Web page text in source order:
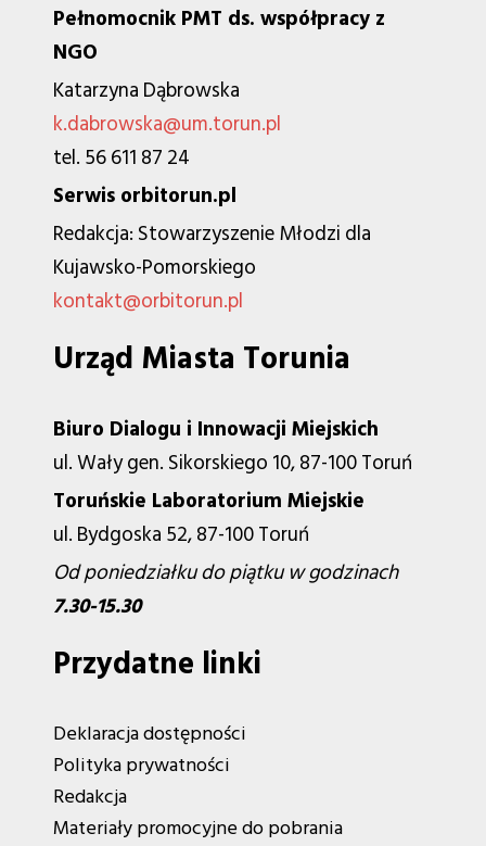
Pełnomocnik PMT ds. współpracy z
NGO
Katarzyna Dąbrowska
k.dabrowska@um.torun.pl
tel. 56 611 87 24
Serwis orbitorun.pl
Redakcja: Stowarzyszenie Młodzi dla
Kujawsko-Pomorskiego
kontakt@orbitorun.pl
Urząd Miasta Torunia
Biuro Dialogu i Innowacji Miejskich
ul. Wały gen. Sikorskiego 10, 87-100 Toruń
Toruńskie Laboratorium Miejskie
ul. Bydgoska 52, 87-100 Toruń
Od poniedziałku do piątku w godzinach
7.30-15.30
Przydatne linki
Deklaracja dostępności
Polityka prywatności
Redakcja
Materiały promocyjne do pobrania